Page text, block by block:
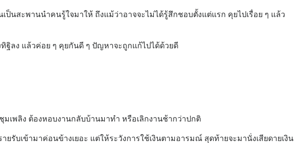
ป็นสะพานนำคนรู้ใจมาให้ ถึงแม้ว่าอาจจะไม่ได้รู้สึกชอบตั้งแต่แรก คุยไปเรื่อย ๆ แล้ว
ฐิลง แล้วค่อย ๆ คุยกันดี ๆ ปัญหาจะถูกแก้ไปได้ด้วยดี
มเพลิง ต้องหอบงานกลับบ้านมาทำ หรือเลิกงานช้ากว่าปกติ
ายรับเข้ามาค่อนข้างเยอะ แต่ให้ระวังการใช้เงินตามอารมณ์ สุดท้ายจะมานั่งเสียดายเงิน